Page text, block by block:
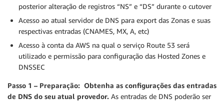
posterior alteração de registros “NS” e “DS” durante o cutover
Acesso ao atual servidor de DNS para export das Zonas e suas
respectivas entradas (CNAMES, MX, A, etc)
Acesso à conta da AWS na qual o serviço Route 53 será
utilizado e permissão para configuração das Hosted Zones e
DNSSEC
Passo 1 – Preparação: Obtenha as configurações das entradas
de DNS do seu atual provedor. As entradas de DNS poderão ser